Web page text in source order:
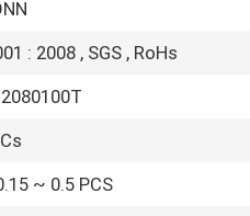
: 2008 , SGS , RoHs
~ 0.5 PCS